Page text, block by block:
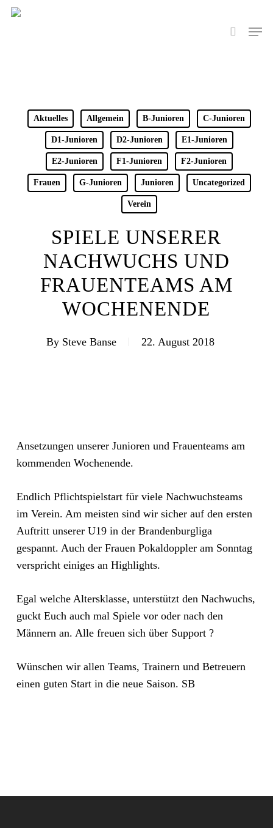
Skip
search
Menu
Aktuelles Allgemein B-Junioren C-Junioren
D1-Junioren D2-Junioren E1-Junioren
E2-Junioren F1-Junioren F2-Junioren
Frauen G-Junioren Junioren Uncategorized
Verein
SPIELE UNSERER
NACHWUCHS UND
FRAUENTEAMS AM
WOCHENENDE
By Steve Banse 22. August 2018
Ansetzungen unserer Junioren und Frauenteams am
kommenden Wochenende.
Endlich Pflichtspielstart für viele Nachwuchsteams
im Verein. Am meisten sind wir sicher auf den ersten
Auftritt unserer U19 in der Brandenburgliga
gespannt. Auch der Frauen Pokaldoppler am Sonntag
verspricht einiges an Highlights.
Egal welche Altersklasse, unterstützt den Nachwuchs,
guckt Euch auch mal Spiele vor oder nach den
Männern an. Alle freuen sich über Support ?
Wünschen wir allen Teams, Trainern und Betreuern
einen guten Start in die neue Saison. SB